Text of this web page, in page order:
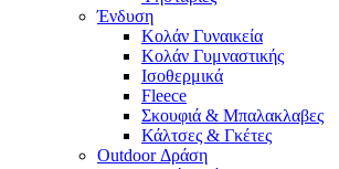
Ένδυση
Κολάν Γυναικεία
Κολάν Γυμναστικής
Ισοθερμικά
Fleece
Σκουφιά & Μπαλακλαβες
Κάλτσες & Γκέτες
Outdoor Δράση